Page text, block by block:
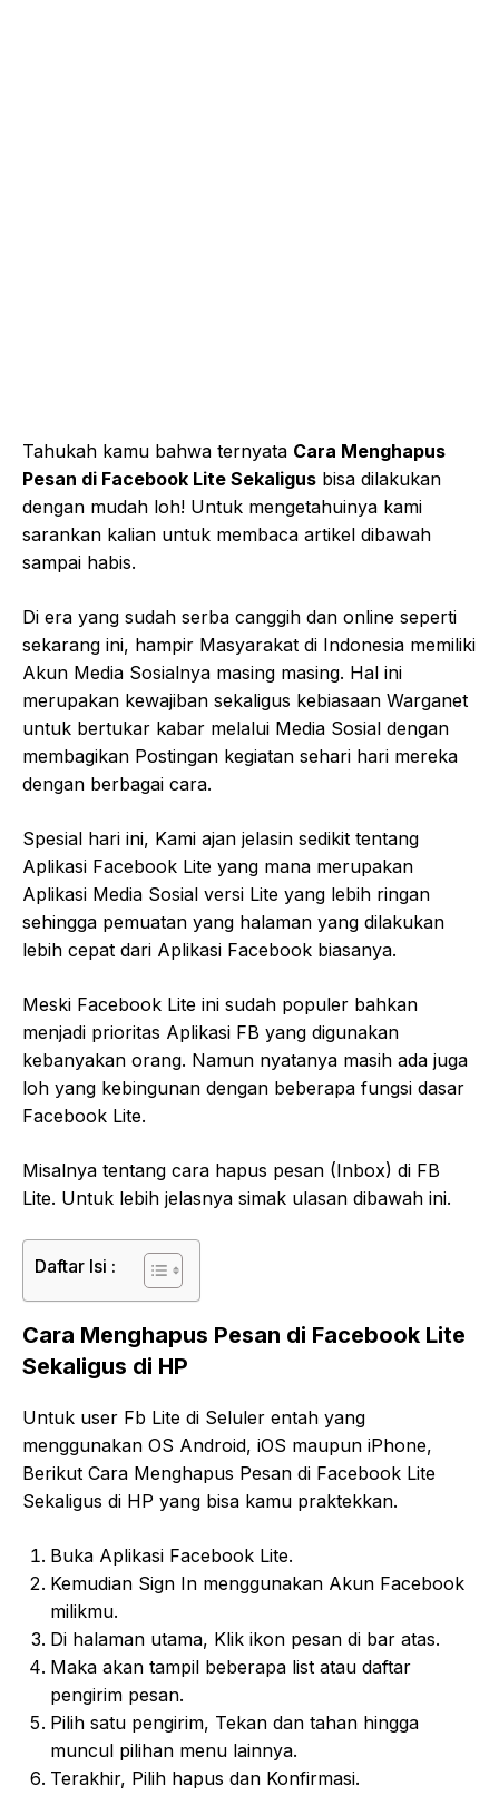
Tahukah kamu bahwa ternyata Cara Menghapus
Pesan di Facebook Lite Sekaligus bisa dilakukan
dengan mudah loh! Untuk mengetahuinya kami
sarankan kalian untuk membaca artikel dibawah
sampai habis.
Di era yang sudah serba canggih dan online seperti
sekarang ini, hampir Masyarakat di Indonesia memiliki
Akun Media Sosialnya masing masing. Hal ini
merupakan kewajiban sekaligus kebiasaan Warganet
untuk bertukar kabar melalui Media Sosial dengan
membagikan Postingan kegiatan sehari hari mereka
dengan berbagai cara.
Spesial hari ini, Kami ajan jelasin sedikit tentang
Aplikasi Facebook Lite yang mana merupakan
Aplikasi Media Sosial versi Lite yang lebih ringan
sehingga pemuatan yang halaman yang dilakukan
lebih cepat dari Aplikasi Facebook biasanya.
Meski Facebook Lite ini sudah populer bahkan
menjadi prioritas Aplikasi FB yang digunakan
kebanyakan orang. Namun nyatanya masih ada juga
loh yang kebingunan dengan beberapa fungsi dasar
Facebook Lite.
Misalnya tentang cara hapus pesan (Inbox) di FB
Lite. Untuk lebih jelasnya simak ulasan dibawah ini.
Daftar Isi :
Cara Menghapus Pesan di Facebook Lite
Sekaligus di HP
Untuk user Fb Lite di Seluler entah yang
menggunakan OS Android, iOS maupun iPhone,
Berikut Cara Menghapus Pesan di Facebook Lite
Sekaligus di HP yang bisa kamu praktekkan.
Buka Aplikasi Facebook Lite.
Kemudian Sign In menggunakan Akun Facebook
milikmu.
Di halaman utama, Klik ikon pesan di bar atas.
Maka akan tampil beberapa list atau daftar
pengirim pesan.
Pilih satu pengirim, Tekan dan tahan hingga
muncul pilihan menu lainnya.
Terakhir, Pilih hapus dan Konfirmasi.